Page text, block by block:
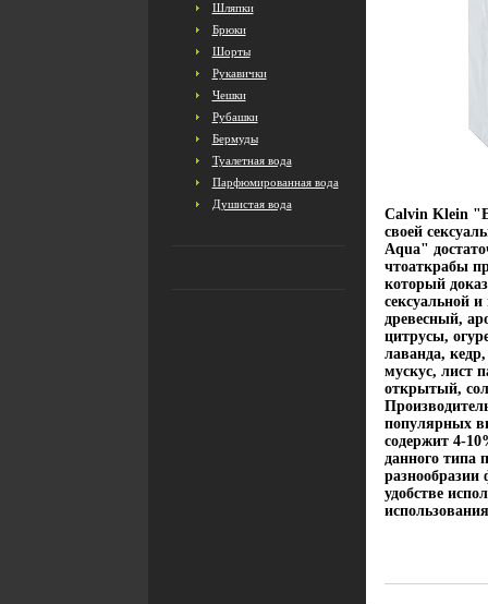
Шляпки
Брюки
Шорты
Рукавички
Чешки
Рубашки
Бермуды
Туалетная вода
Парфюмированная вода
Душистая вода
Calvin Klein
своей
Aqua"
чтоаткрабы
который
сексуальной
древесный,
цитрусы,
лаванда,
мускус, лист
открытый,
популярных
содержит 4-
данного типа
разнообразии
удобстве